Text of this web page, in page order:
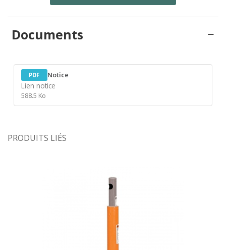
Documents
PDF Notice
Lien notice
588.5 Ko
PRODUITS LIÉS